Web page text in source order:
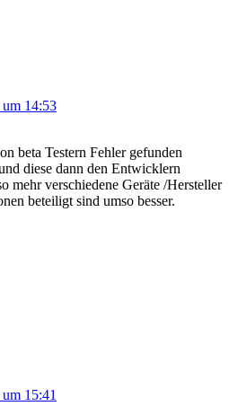
14:53
beta Testern Fehler gefunden
diese dann den Entwicklern
mehr verschiedene Geräte /Hersteller
beteiligt sind umso besser.
15:41